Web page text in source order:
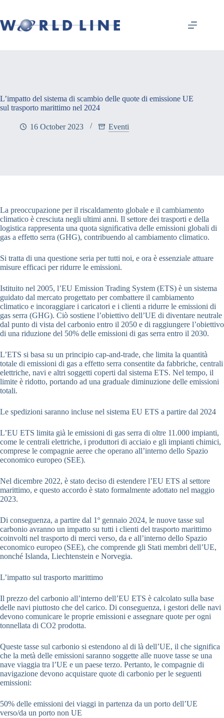
L’impatto del sistema di scambio delle quote di emissione UE
sul trasporto marittimo nel 2024
16 October 2023 Eventi
La preoccupazione per il riscaldamento globale e il cambiamento
climatico è cresciuta negli ultimi anni. Il settore dei trasporti e della
logistica rappresenta una quota significativa delle emissioni globali di
gas a effetto serra (GHG), contribuendo al cambiamento climatico.
Si tratta di una questione seria per tutti noi, e ora è essenziale attuare
misure efficaci per ridurre le emissioni.
Istituito nel 2005, l’EU Emission Trading System (ETS) è un sistema
guidato dal mercato progettato per combattere il cambiamento
climatico e incoraggiare i caricatori e i clienti a ridurre le emissioni di
gas serra (GHG). Ciò sostiene l’obiettivo dell’UE di diventare neutrale
dal punto di vista del carbonio entro il 2050 e di raggiungere l’obiettivo
di una riduzione del 50% delle emissioni di gas serra entro il 2030.
L’ETS si basa su un principio cap-and-trade, che limita la quantità
totale di emissioni di gas a effetto serra consentite da fabbriche, centrali
elettriche, navi e altri soggetti coperti dal sistema ETS. Nel tempo, il
limite è ridotto, portando ad una graduale diminuzione delle emissioni
totali.
Le spedizioni saranno incluse nel sistema EU ETS a partire dal 2024
L’EU ETS limita già le emissioni di gas serra di oltre 11.000 impianti,
come le centrali elettriche, i produttori di acciaio e gli impianti chimici,
comprese le compagnie aeree che operano all’interno dello Spazio
economico europeo (SEE).
Nel dicembre 2022, è stato deciso di estendere l’EU ETS al settore
marittimo, e questo accordo è stato formalmente adottato nel maggio
2023.
Di conseguenza, a partire dal 1º gennaio 2024, le nuove tasse sul
carbonio avranno un impatto su tutti i clienti del trasporto marittimo
coinvolti nel trasporto di merci verso, da e all’interno dello Spazio
economico europeo (SEE), che comprende gli Stati membri dell’UE,
nonché Islanda, Liechtenstein e Norvegia.
L’impatto sul trasporto marittimo
Il prezzo del carbonio all’interno dell’EU ETS è calcolato sulla base
delle navi piuttosto che del carico. Di conseguenza, i gestori delle navi
devono comunicare le proprie emissioni e assegnare quote per ogni
tonnellata di CO2 prodotta.
Queste tasse sul carbonio si estendono al di là dell’UE, il che significa
che la metà delle emissioni saranno soggette alle nuove tasse se una
nave viaggia tra l’UE e un paese terzo. Pertanto, le compagnie di
navigazione devono acquistare quote di carbonio per le seguenti
emissioni:
50% delle emissioni dei viaggi in partenza da un porto dell’UE
verso/da un porto non UE